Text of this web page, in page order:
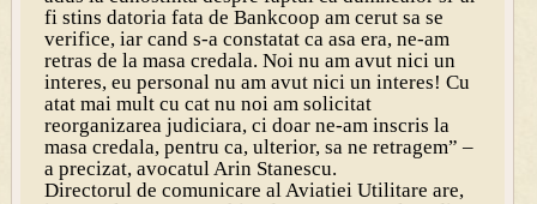
fi stins datoria fata de Bankcoop am cerut sa se
verifice, iar cand s-a constatat ca asa era, ne-am
retras de la masa credala. Noi nu am avut nici un
interes, eu personal nu am avut nici un interes! Cu
atat mai mult cu cat nu noi am solicitat
reorganizarea judiciara, ci doar ne-am inscris la
masa credala, pentru ca, ulterior, sa ne retragem” –
a precizat, avocatul Arin Stanescu.
Directorul de comunicare al Aviatiei Utilitare are,